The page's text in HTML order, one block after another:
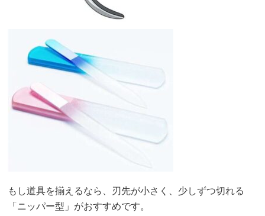
もし道具を揃えるなら、刃先が小さく、少しずつ切れる
「ニッパー型」がおすすめです。